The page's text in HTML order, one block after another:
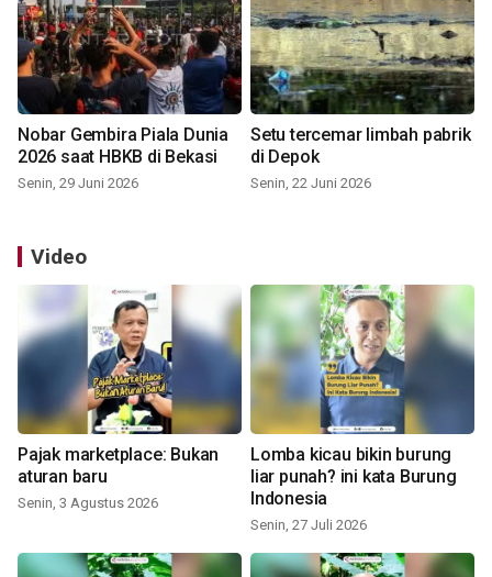
Nobar Gembira Piala Dunia
2026 saat HBKB di Bekasi
Senin, 29 Juni 2026
Setu tercemar limbah pabrik
di Depok
Senin, 22 Juni 2026
Video
Pajak marketplace: Bukan
aturan baru
Senin, 3 Agustus 2026
Lomba kicau bikin burung
liar punah? ini kata Burung
Indonesia
Senin, 27 Juli 2026